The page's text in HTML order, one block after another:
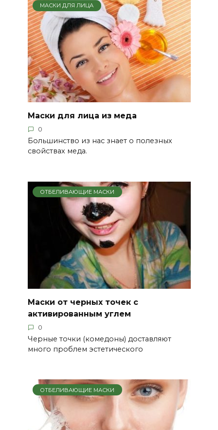
МАСКИ ДЛЯ ЛИЦА
Маски для лица из меда
0
Большинство из нас знает о полезных
свойствах меда.
ОТБЕЛИВАЮЩИЕ МАСКИ
Маски от черных точек с
активированным углем
0
Черные точки (комедоны) доставляют
много проблем эстетического
ОТБЕЛИВАЮЩИЕ МАСКИ